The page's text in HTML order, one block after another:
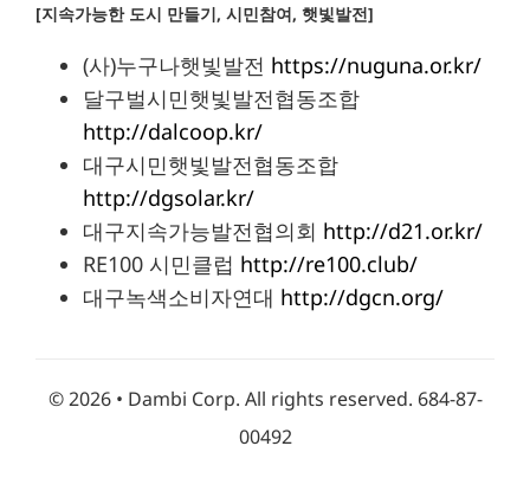
[지속가능한 도시 만들기, 시민참여, 햇빛발전]
(사)누구나햇빛발전 https://nuguna.or.kr/
달구벌시민햇빛발전협동조합
http://dalcoop.kr/
대구시민햇빛발전협동조합
http://dgsolar.kr/
대구지속가능발전협의회 http://d21.or.kr/
RE100 시민클럽 http://re100.club/
대구녹색소비자연대 http://dgcn.org/
©2026 • Dambi Corp. All rights reserved. 684-87-
00492